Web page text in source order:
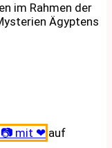
im Rahmen der
Ägyptens
📷 mit ❤ auf